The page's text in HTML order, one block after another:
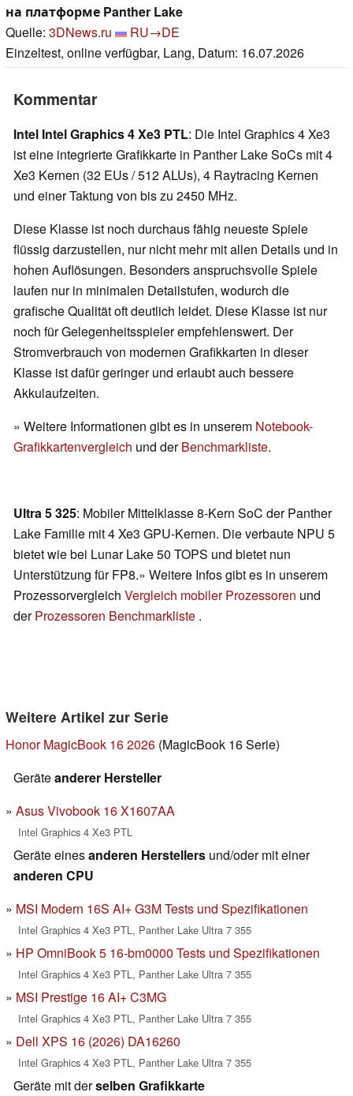
на платформе Panther Lake
Quelle: 3DNews.ru
RU→DE
Einzeltest, online verfügbar, Lang, Datum: 16.07.2026
Kommentar
Intel Intel Graphics 4 Xe3 PTL: Die Intel Graphics 4 Xe3
ist eine integrierte Grafikkarte in Panther Lake SoCs mit 4
Xe3 Kernen (32 EUs / 512 ALUs), 4 Raytracing Kernen
und einer Taktung von bis zu 2450 MHz.
Diese Klasse ist noch durchaus fähig neueste Spiele
flüssig darzustellen, nur nicht mehr mit allen Details und in
hohen Auflösungen. Besonders anspruchsvolle Spiele
laufen nur in minimalen Detailstufen, wodurch die
grafische Qualität oft deutlich leidet. Diese Klasse ist nur
noch für Gelegenheitsspieler empfehlenswert. Der
Stromverbrauch von modernen Grafikkarten in dieser
Klasse ist dafür geringer und erlaubt auch bessere
Akkulaufzeiten.
» Weitere Informationen gibt es in unserem Notebook-
Grafikkartenvergleich und derBenchmarkliste.
Ultra 5 325: Mobiler Mittelklasse 8-Kern SoC der Panther
Lake Familie mit 4 Xe3 GPU-Kernen. Die verbaute NPU 5
bietet wie bei Lunar Lake 50 TOPS und bietet nun
Unterstützung für FP8.» Weitere Infos gibt es in unserem
Prozessorvergleich Vergleich mobiler Prozessoren und
derProzessoren Benchmarkliste .
Weitere Artikel zur Serie
Honor MagicBook 16 2026 (MagicBook 16 Serie)
Geräteanderer Hersteller
Asus Vivobook 16 X1607AA
Intel Graphics 4 Xe3 PTL
Geräte einesanderen Herstellers und/oder mit einer
anderen CPU
MSI Modern 16S AI+ G3M Tests und Spezifikationen
Intel Graphics 4 Xe3 PTL, Panther Lake Ultra 7 355
HP OmniBook 5 16-bm0000 Tests und Spezifikationen
Intel Graphics 4 Xe3 PTL, Panther Lake Ultra 7 355
MSI Prestige 16 AI+ C3MG
Intel Graphics 4 Xe3 PTL, Panther Lake Ultra 7 355
Dell XPS 16 (2026) DA16260
Intel Graphics 4 Xe3 PTL, Panther Lake Ultra 7 355
Geräte mit derselben Grafikkarte